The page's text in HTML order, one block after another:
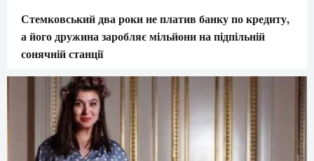
Стемковський два роки не платив банку по кредиту,
а його дружина заробляє мільйони на підпільній
сонячній станції